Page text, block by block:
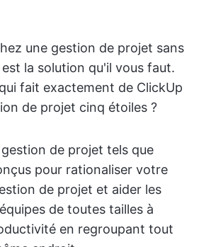
une gestion de projet sans
la solution qu'il vous faut.
fait exactement de ClickUp
de projet cinq étoiles ?
de projet tels que
pour rationaliser votre
de projet et aider les
de toutes tailles à
en regroupant tout